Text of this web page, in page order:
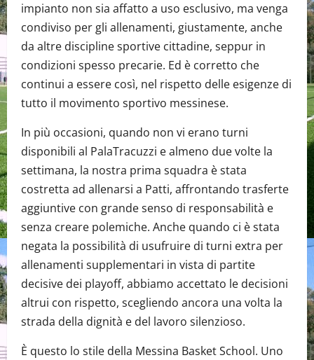
impianto non sia affatto a uso esclusivo, ma venga
condiviso per gli allenamenti, giustamente, anche
da altre discipline sportive cittadine, seppur in
condizioni spesso precarie. Ed è corretto che
continui a essere così, nel rispetto delle esigenze di
tutto il movimento sportivo messinese.
In più occasioni, quando non vi erano turni
disponibili al PalaTracuzzi e almeno due volte la
settimana, la nostra prima squadra è stata
costretta ad allenarsi a Patti, affrontando trasferte
aggiuntive con grande senso di responsabilità e
senza creare polemiche. Anche quando ci è stata
negata la possibilità di usufruire di turni extra per
allenamenti supplementari in vista di partite
decisive dei playoff, abbiamo accettato le decisioni
altrui con rispetto, scegliendo ancora una volta la
strada della dignità e del lavoro silenzioso.
È questo lo stile della Messina Basket School. Uno